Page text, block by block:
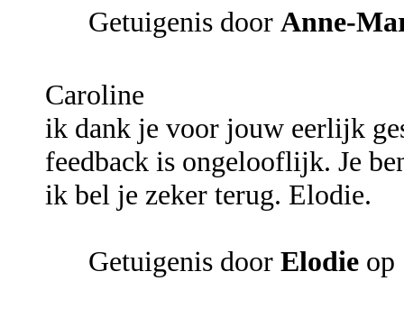
Getuigenis door Anne-
Caroline
ik dank je voor jouw eerlijk
feedback is ongelooflijk. Je
ik bel je zeker terug. Elodie.
Getuigenis door Elodie op